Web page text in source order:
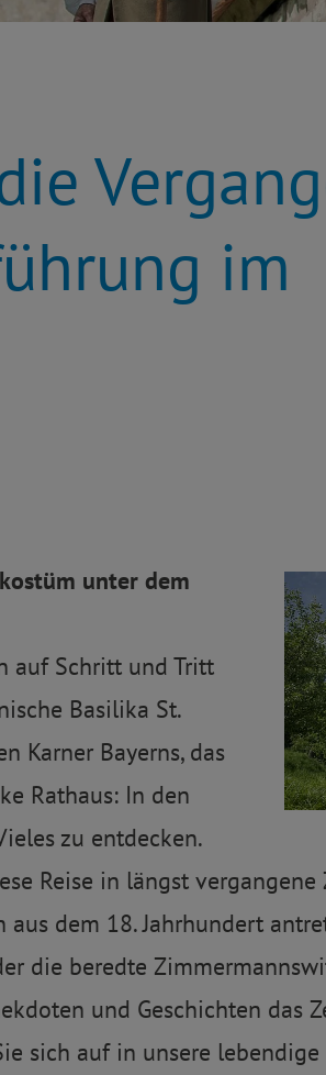
im
unter dem
auf Schritt und Tritt
Basilika St.
Karner Bayerns, das
Rathaus: In den
zu entdecken.
Reise in längst
dem 18. Jahrhundert
die beredte
und Geschichten das
sich auf in unsere